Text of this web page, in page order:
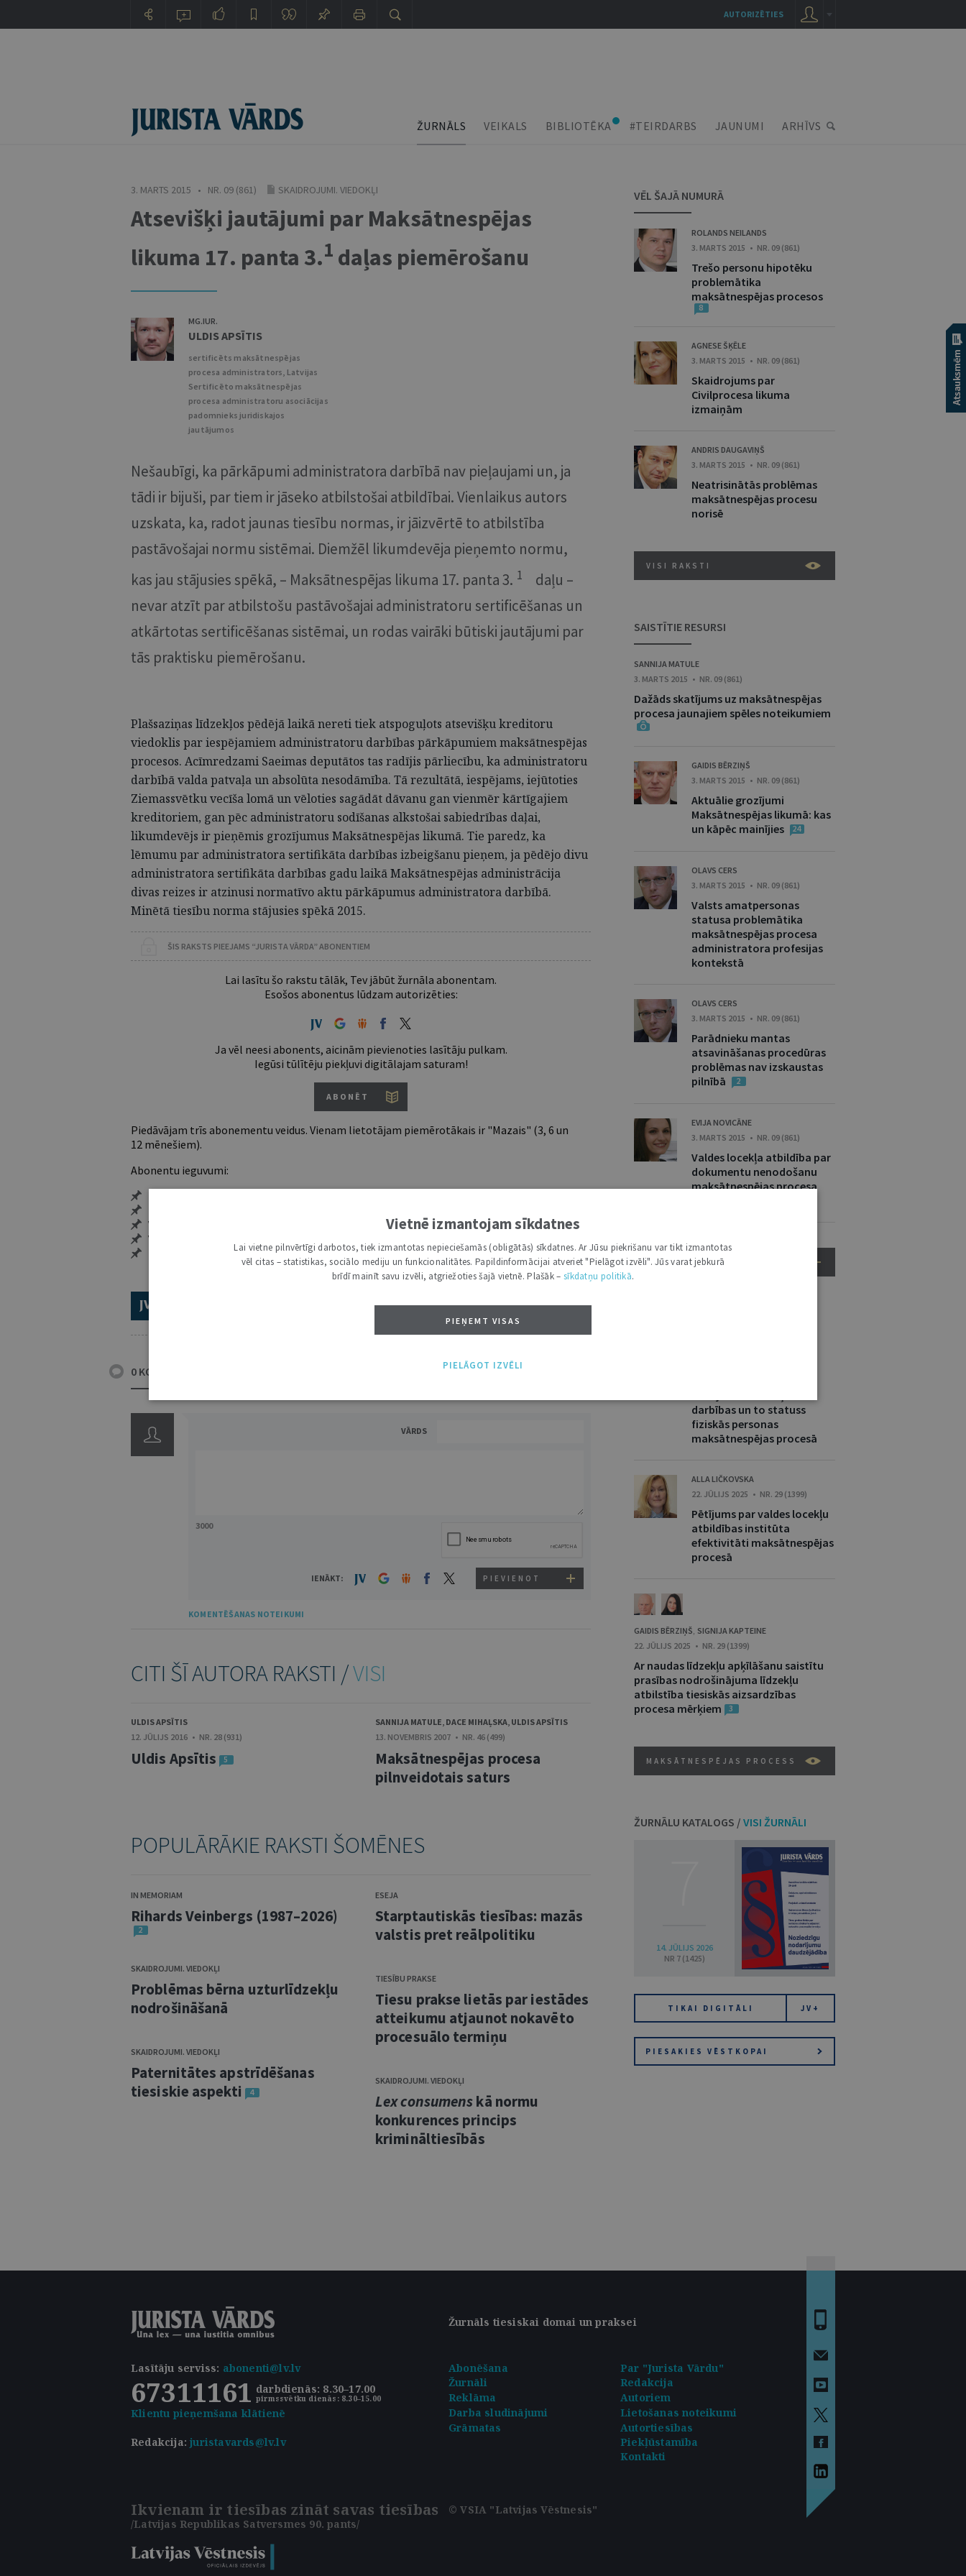
ŽURNĀLS VEIKALS BIBLIOTĒKA #TEIRDARBS JAUNUMI ARHĪVS
3. MARTS 2015 • NR. 09 (861) SKAIDROJUMI. VIEDOKĻI
Atsevišķi jautājumi par Maksātnespējas
likuma 17. panta 3.1 daļas piemērošanu
MG.IUR.
ULDIS APSĪTIS
sertificēts maksātnespējas
procesa administrators, Latvijas
Sertificēto maksātnespējas
procesa administratoru asociācijas
padomnieks juridiskajos
jautājumos
Nešaubīgi, ka pārkāpumi administratora darbībā nav pieļaujami un, ja
tādi ir bijuši, par tiem ir jāseko atbilstošai atbildībai. Vienlaikus autors
uzskata, ka, radot jaunas tiesību normas, ir jāizvērtē to atbilstība
pastāvošajai normu sistēmai. Diemžēl likumdevēja pieņemto normu,
kas jau stājusies spēkā, – Maksātnespējas likuma 17. panta 3. 1
daļu –
nevar atzīt par atbilstošu pastāvošajai administratoru sertificēšanas un
atkārtotas sertificēšanas sistēmai, un rodas vairāki būtiski jautājumi par
tās praktisku piemērošanu.
Plašsaziņas līdzekļos pēdējā laikā nereti tiek atspoguļots atsevišķu kreditoru
viedoklis par iespējamiem administratoru darbības pārkāpumiem maksātnespējas
procesos. Acīmredzami Saeimas deputātos tas radījis pārliecību, ka administratoru
darbībā valda patvaļa un absolūta nesodāmība. Tā rezultātā, iespējams, iejūtoties
Ziemassvētku vecīša lomā un vēloties sagādāt dāvanu gan vienmēr kārtīgajiem
kreditoriem, gan pēc administratoru sodīšanas alkstošai sabiedrības daļai,
likumdevējs ir pieņēmis grozījumus Maksātnespējas likumā. Tie paredz, ka
lēmumu par administratora sertifikāta darbības izbeigšanu pieņem, ja pēdējo divu
administratora sertifikāta darbības gadu laikā Maksātnespējas administrācija
divas reizes ir atzinusi normatīvo aktu pārkāpumus administratora darbībā.
Minētā tiesību norma stājusies spēkā 2015.
ŠIS RAKSTS PIEEJAMS “JURISTA VĀRDA” ABONENTIEM
Lai lasītu šo rakstu tālāk, Tev jābūt žurnāla abonentam.
Esošos abonentus lūdzam autorizēties:
Ja vēl neesi abonents, aicinām pievienoties lasītāju pulkam.
Iegūsi tūlītēju piekļuvi digitālajam saturam!
ABONĒT
Piedāvājam trīs abonementu veidus. Vienam lietotājam piemērotākais ir "Mazais" (3, 6 un
12 mēnešiem).
Abonentu ieguvumi:
Vairāk nekā 18 000 rakstu un 2000 autoru
Visi tematiskie numuri un ikgadējie grāmatžurnāli
Personalizētās iespējas – piezīmes, citāti, mapes
TRĪS IESPĒJAS TAVAI IZVĒLEI: MAZAIS, VIDĒJAIS UN LIELAIS ABONEMENTS!
0 KOMENTĀRI
VĀRDS
3000
IENĀKT: PIEVIENOT
KOMENTĒŠANAS NOTEIKUMI
CITI ŠĪ AUTORA RAKSTI /VISI
ULDIS APSĪTIS
12. JŪLIJS 2016 • NR. 28 (931)
Uldis Apsītis 5
SANNIJA MATULE DACE MIHAĻSKA ULDIS APSĪTIS
13. NOVEMBRIS 2007 • NR. 46 (499)
Maksātnespējas procesa
pilnveidotais saturs
POPULĀRĀKIE RAKSTI ŠOMĒNES
IN MEMORIAM
Rihards Veinbergs (1987–2026)
2
SKAIDROJUMI. VIEDOKĻI
Problēmas bērna uzturlīdzekļu
nodrošināšanā
SKAIDROJUMI. VIEDOKĻI
Paternitātes apstrīdēšanas
tiesiskie aspekti
4
ESEJA
Starptautiskās tiesības: mazās
valstis pret reālpolitiku
TIESĪBU PRAKSE
Tiesu prakse lietās par iestādes
atteikumu atjaunot nokavēto
procesuālo termiņu
SKAIDROJUMI. VIEDOKĻI
Lex consumenskā normu
konkurences princips
krimināltiesībās
VĒL ŠAJĀ NUMURĀ
ROLANDS NEILANDS
3. MARTS 2015 • NR. 09 (861)
Trešo personu hipotēku
problemātika
maksātnespējas procesos
8
AGNESE ŠĶĒLE
3. MARTS 2015 • NR. 09 (861)
Skaidrojums par
Civilprocesa likuma
izmaiņām
ANDRIS DAUGAVIŅŠ
3. MARTS 2015 • NR. 09 (861)
Neatrisinātās problēmas
maksātnespējas procesu
norisē
VISI RAKSTI
SAISTĪTIE RESURSI
SANNIJA MATULE
3. MARTS 2015 • NR. 09 (861)
Dažāds skatījums uz maksātnespējas
procesa jaunajiem spēles noteikumiem
GAIDIS BĒRZIŅŠ
3. MARTS 2015 • NR. 09 (861)
Aktuālie grozījumi
Maksātnespējas likumā: kas
un kāpēc mainījies
24
OLAVS CERS
3. MARTS 2015 • NR. 09 (861)
Valsts amatpersonas
statusa problemātika
maksātnespējas procesa
administratora profesijas
kontekstā
OLAVS CERS
3. MARTS 2015 • NR. 09 (861)
Parādnieku mantas
atsavināšanas procedūras
problēmas nav izskaustas
pilnībā
2
EVIJA NOVICĀNE
3. MARTS 2015 • NR. 09 (861)
Valdes locekļa atbildība par
dokumentu nenodošanu
maksātnespējas procesa
RĀDĪT VĒL
darbības un to statuss
fiziskās personas
maksātnespējas procesā
ALLA LIČKOVSKA
22. JŪLIJS 2025 • NR. 29 (1399)
Pētījums par valdes locekļu
atbildības institūta
efektivitāti maksātnespējas
procesā
GAIDIS BĒRZIŅŠ, SIGNIJA KAPTEINE
22. JŪLIJS 2025 • NR. 29 (1399)
Ar naudas līdzekļu apķīlāšanu saistītu
prasības nodrošinājuma līdzekļu
atbilstība tiesiskās aizsardzības
procesa mērķiem
3
MAKSĀTNESPĒJAS PROCESS
ŽURNĀLU KATALOGS / VISI ŽURNĀLI
14. JŪLIJS 2026
NR 7 (1425)
TIKAI DIGITĀLI JV+
PIESAKIES VĒSTKOPAI
Žurnāls tiesiskai domai un praksei
Lasītāju serviss: abonenti@lv.lv
67311161 darbdienās: 8.30–17.00
pirmssvētku dienās: 8.30–15.00
Klientu pieņemšana klātienē
Abonēšana
Par "Jurista Vārdu"
Žurnāli
Redakcija
Reklāma
Autoriem
Darba sludinājumi
Lietošanas noteikumi
Redakcija:juristavards@lv.lv
Grāmatas
Autortiesības
Piekļūstamība
Kontakti
Ikvienam ir tiesības zināt savas tiesības
/Latvijas Republikas Satversmes 90. pants/
© VSIA "Latvijas Vēstnesis"
AUTORIZĒTIES
Vietnē izmantojam sīkdatnes
Lai vietne pilnvērtīgi darbotos, tiek izmantotas nepieciešamās (obligātās) sīkdatnes. Ar Jūsu piekrišanu var tikt izmantotas
vēl citas – statistikas, sociālo mediju un funkcionalitātes. Papildinformācijai atveriet "Pielāgot izvēli". Jūs varat jebkurā
brīdī mainīt savu izvēli, atgriežoties šajā vietnē. Plašāk – sīkdatņu politikā.
PIEŅEMT VISAS
PIELĀGOT IZVĒLI